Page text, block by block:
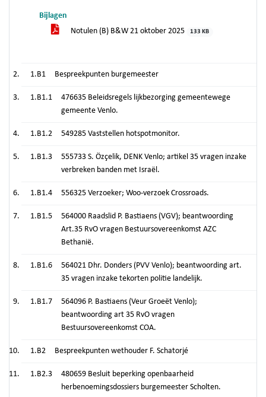
Bijlagen
Notulen (B) B&W 21 oktober 2025
133 KB
1.B1 Bespreekpunten burgemeester
1.B1.1
476635 Beleidsregels lijkbezorging gemeentewege
gemeente Venlo.
1.B1.2 549285 Vaststellen hotspotmonitor.
1.B1.3
555733 S. Özçelik, DENK Venlo; artikel 35 vragen inzake
verbreken banden met Israël.
1.B1.4 556325 Verzoeker; Woo-verzoek Crossroads.
1.B1.5
564000 Raadslid P. Bastiaens (VGV); beantwoording
Art.35 RvO vragen Bestuursovereenkomst AZC
Bethanië.
1.B1.6
564021 Dhr. Donders (PVV Venlo); beantwoording art.
35 vragen inzake tekorten politie landelijk.
1.B1.7
564096 P. Bastiaens (Veur Groeët Venlo);
beantwoording art 35 RvO vragen
Bestuursovereenkomst COA.
1.B2 Bespreekpunten wethouder F. Schatorjé
1.B2.3
480659 Besluit beperking openbaarheid
herbenoemingsdossiers burgemeester Scholten.